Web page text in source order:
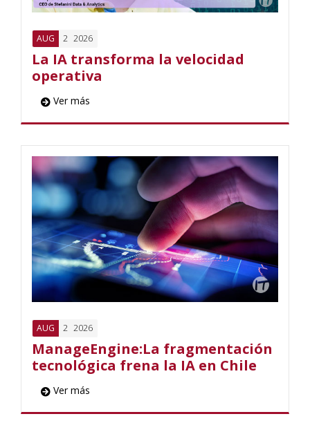
AUG 2 2026
La IA transforma la velocidad
operativa
Ver más
AUG 2 2026
ManageEngine:La fragmentación
tecnológica frena la IA en Chile
Ver más